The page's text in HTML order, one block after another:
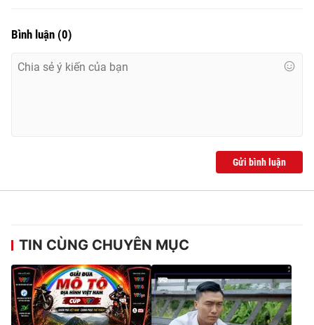
Bình luận (0)
Gửi bình luận
TIN CÙNG CHUYÊN MỤC